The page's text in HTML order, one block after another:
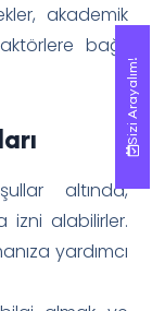
akademik
bağlı
altında,
izni alabilirler.
yardımcı
Sizi Arayalım!
Sizi Arayalım!